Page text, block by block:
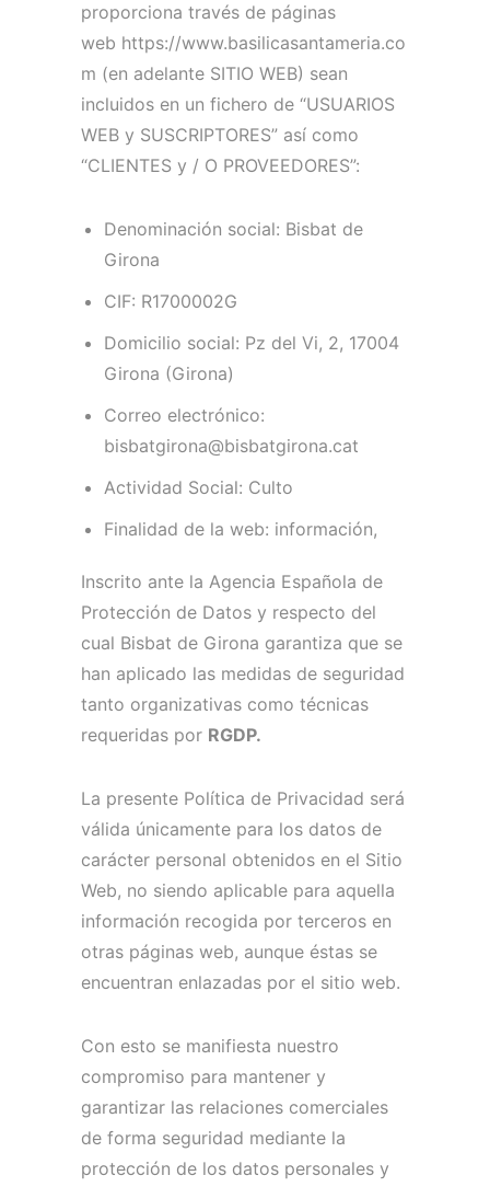
proporciona través de páginas
web https://www.basilicasantameria.co
m (en adelante SITIO WEB) sean
incluidos en un fichero de “USUARIOS
WEB y SUSCRIPTORES” así como
“CLIENTES y / O PROVEEDORES”:
Denominación social: Bisbat de
Girona
CIF: R1700002G
Domicilio social: Pz del Vi, 2, 17004
Girona (Girona)
Correo electrónico:
bisbatgirona@bisbatgirona.cat
Actividad Social: Culto
Finalidad de la web: información,
Inscrito ante la Agencia Española de
Protección de Datos y respecto del
cual Bisbat de Girona garantiza que se
han aplicado las medidas de seguridad
tanto organizativas como técnicas
requeridas por RGDP.
La presente Política de Privacidad será
válida únicamente para los datos de
carácter personal obtenidos en el Sitio
Web, no siendo aplicable para aquella
información recogida por terceros en
otras páginas web, aunque éstas se
encuentran enlazadas por el sitio web.
Con esto se manifiesta nuestro
compromiso para mantener y
garantizar las relaciones comerciales
de forma seguridad mediante la
protección de los datos personales y